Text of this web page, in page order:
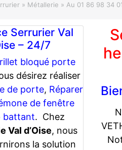
» Métallerie » Au 01 86 98 34
Serrurier Val
– 24/7
bloqué porte
désirez réaliser
de porte, Réparer
de fenêtre
battant. Chez
Val d’Oise, nous
la solution